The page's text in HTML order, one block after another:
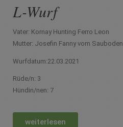
L-Wurf
Vater: Kornay Hunting Ferro Leon
Mutter: Josefin Fanny vom Sauboden
Wurfdatum:22.03.2021
Rüde/n: 3
Hündin/nen: 7
weiterlesen